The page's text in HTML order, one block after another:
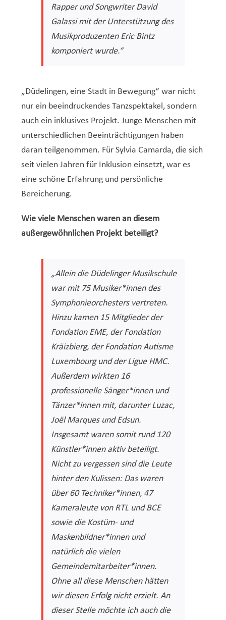
Rapper und Songwriter David
Galassi mit der Unterstützung des
Musikproduzenten Eric Bintz
komponiert wurde.“
„Düdelingen, eine Stadt in Bewegung“ war nicht
nur ein beeindruckendes Tanzspektakel, sondern
auch ein inklusives Projekt. Junge Menschen mit
unterschiedlichen Beeinträchtigungen haben
daran teilgenommen. Für Sylvia Camarda, die sich
seit vielen Jahren für Inklusion einsetzt, war es
eine schöne Erfahrung und persönliche
Bereicherung.
Wie viele Menschen waren an diesem
außergewöhnlichen Projekt beteiligt?
„Allein die Düdelinger Musikschule
war mit 75 Musiker*innen des
Symphonieorchesters vertreten.
Hinzu kamen 15 Mitglieder der
Fondation EME, der Fondation
Kräizbierg, der Fondation Autisme
Luxembourg und der Ligue HMC.
Außerdem wirkten 16
professionelle Sänger*innen und
Tänzer*innen mit, darunter Luzac,
Joël Marques und Edsun.
Insgesamt waren somit rund 120
Künstler*innen aktiv beteiligt.
Nicht zu vergessen sind die Leute
hinter den Kulissen: Das waren
über 60 Techniker*innen, 47
Kameraleute von RTL und BCE
sowie die Kostüm- und
Maskenbildner*innen und
natürlich die vielen
Gemeindemitarbeiter*innen.
Ohne all diese Menschen hätten
wir diesen Erfolg nicht erzielt. An
dieserStelle möchte ich auch die